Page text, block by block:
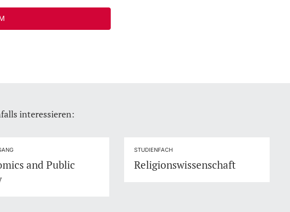
interessieren:
and Public
STUDIENFACH
Religionswissenschaft